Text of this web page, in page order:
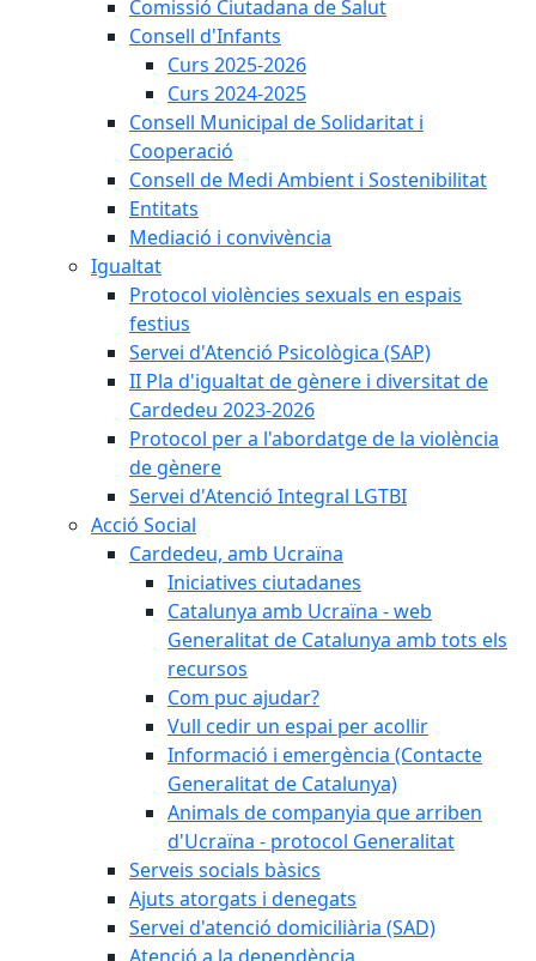
Comissió Ciutadana de Salut
Consell d'Infants
Curs 2025-2026
Curs 2024-2025
Consell Municipal de Solidaritat i
Cooperació
Consell de Medi Ambient i Sostenibilitat
Entitats
Mediació i convivència
Igualtat
Protocol violències sexuals en espais
festius
Servei d'Atenció Psicològica (SAP)
II Pla d'igualtat de gènere i diversitat de
Cardedeu 2023-2026
Protocol per a l'abordatge de la violència
de gènere
Servei d'Atenció Integral LGTBI
Acció Social
Cardedeu, amb Ucraïna
Iniciatives ciutadanes
Catalunya amb Ucraïna - web
Generalitat de Catalunya amb tots els
recursos
Com puc ajudar?
Vull cedir un espai per acollir
Informació i emergència (Contacte
Generalitat de Catalunya)
Animals de companyia que arriben
d'Ucraïna - protocol Generalitat
Serveis socials bàsics
Ajuts atorgats i denegats
Servei d'atenció domiciliària (SAD)